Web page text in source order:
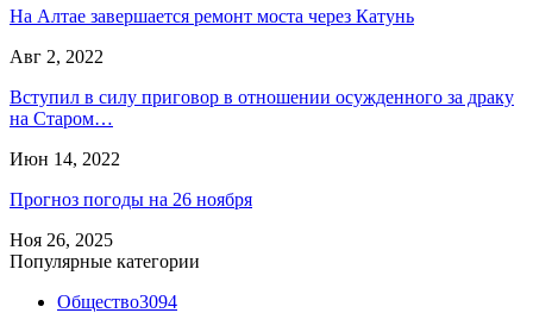
На Алтае завершается ремонт моста через Катунь
Авг 2, 2022
Вступил в силу приговор в отношении осужденного за драку
на Старом…
Июн 14, 2022
Прогноз погоды на 26 ноября
Ноя 26, 2025
Популярные категории
Общество3094